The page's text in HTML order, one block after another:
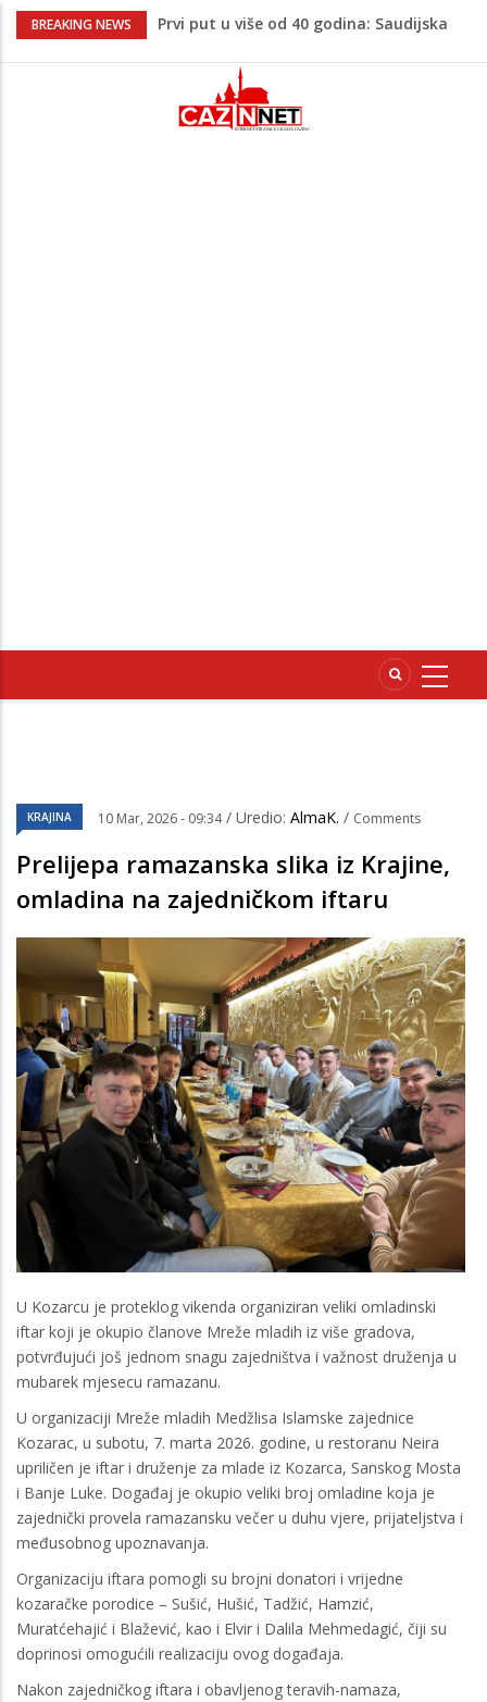
BREAKING NEWS
Prvi put u više od 40 godina: Saudijska
Zeljković se oglasio uoči početka nove
sezone Wwin lige
KRAJINA 10 Mar, 2026 - 09:34 / Uredio: AlmaK. / Comments
Prelijepa ramazanska slika iz Krajine,
omladina na zajedničkom iftaru
U Kozarcu je proteklog vikenda organiziran veliki omladinski
iftar koji je okupio članove Mreže mladih iz više gradova,
potvrđujući još jednom snagu zajedništva i važnost druženja u
mubarek mjesecu ramazanu.
U organizaciji Mreže mladih Medžlisa Islamske zajednice
Kozarac, u subotu, 7. marta 2026. godine, u restoranu Neira
upriličen je iftar i druženje za mlade iz Kozarca, Sanskog Mosta
i Banje Luke. Događaj je okupio veliki broj omladine koja je
zajednički provela ramazansku večer u duhu vjere, prijateljstva i
međusobnog upoznavanja.
Organizaciju iftara pomogli su brojni donatori i vrijedne
kozaračke porodice – Sušić, Hušić, Tadžić, Hamzić,
Muratćehajić i Blažević, kao i Elvir i Dalila Mehmedagić, čiji su
doprinosi omogućili realizaciju ovog događaja.
Nakon zajedničkog iftara i obavljenog teravih-namaza,